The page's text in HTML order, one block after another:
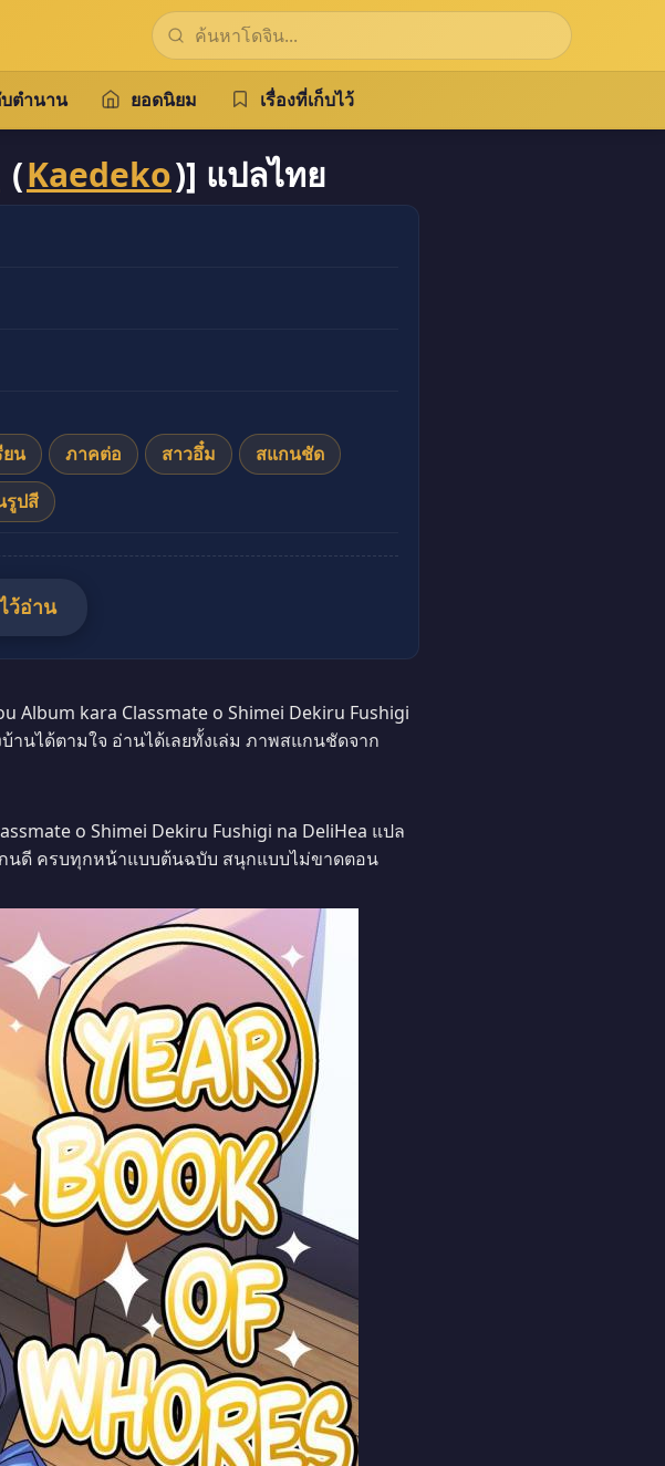
ตำนาน ยอดนิยม เรื่องที่เก็บไว้
(Kaedeko)] แปลไทย
ยน ภาคต่อ สาวอึ๋ม
สแกนชัด
รูปสี
ว้อ่าน
Album kara Classmate o Shimei Dekiru Fushigi
านได้ตามใจ อ่านได้เลยทั้งเล่ม ภาพสแกนชัดจาก
o Shimei Dekiru Fushigi na DeliHea แปล
นดี ครบทุกหน้าแบบต้นฉบับ สนุกแบบไม่ขาดตอน